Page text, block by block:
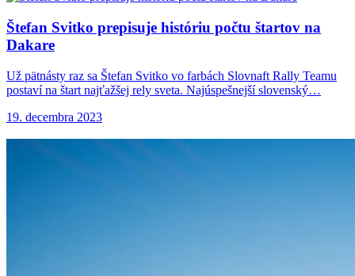
Štefan Svitko prepisuje históriu počtu štartov na
Dakare
Už pätnásty raz sa Štefan Svitko vo farbách Slovnaft Rally Teamu
postaví na štart najťažšej rely sveta. Najúspešnejší slovenský…
19. decembra 2023